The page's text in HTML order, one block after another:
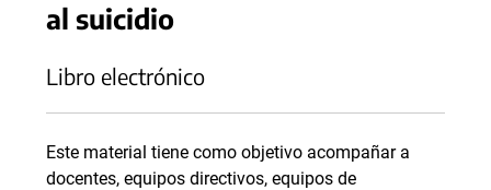
al suicidio
Libro electrónico
Este material tiene como objetivo acompañar a
docentes, equipos directivos, equipos de